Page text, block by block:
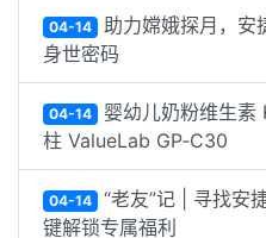
04-14 助力嫦娥探月，安
身世密码
04-14 婴幼儿奶粉维生素
柱 ValueLab GP‑C30
04-14 “老友”记 | 寻找安
键解锁专属福利